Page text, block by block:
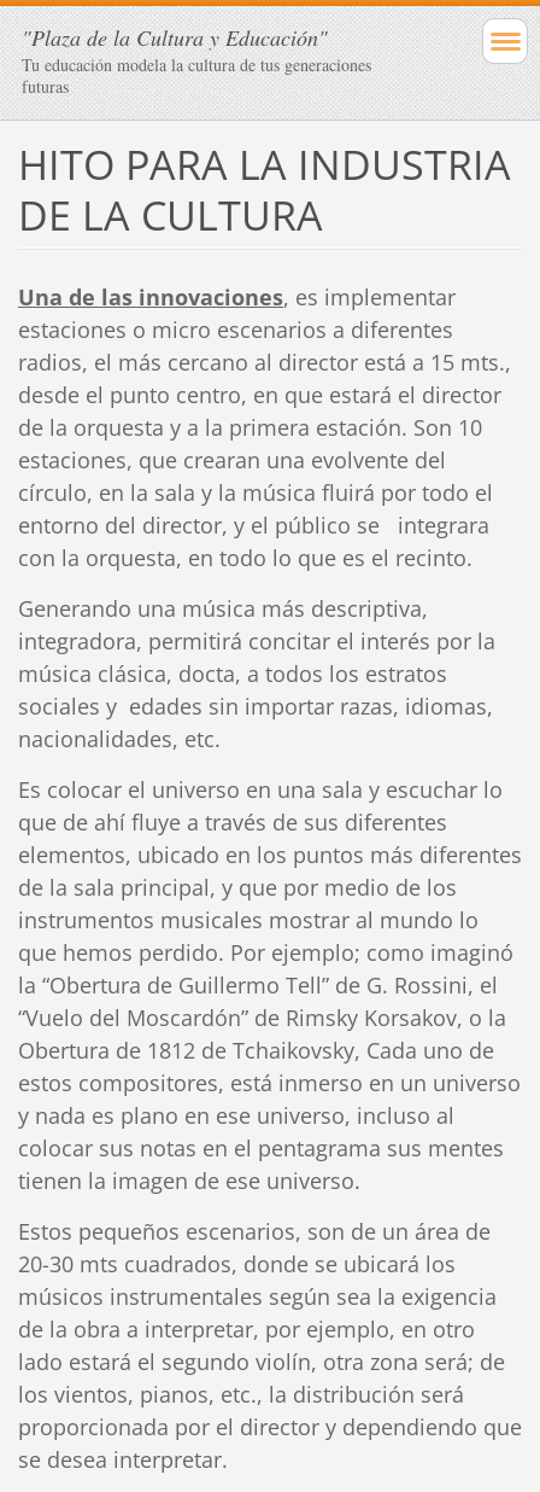
"Plaza de la Cultura y Educación"
Tu educación modela la cultura de tus generaciones
futuras
HITO PARA LA INDUSTRIA
DE LA CULTURA
Una de las innovaciones, es implementar
estaciones o micro escenarios a diferentes
radios, el más cercano al director está a 15 mts.,
desde el punto centro, en que estará el director
de la orquesta y a la primera estación. Son 10
estaciones, que crearan una evolvente del
círculo, en la sala y la música fluirá por todo el
entorno del director, y el público se integrara
con la orquesta, en todo lo que es el recinto.
Generando una música más descriptiva,
integradora, permitirá concitar el interés por la
música clásica, docta, a todos los estratos
sociales y edades sin importar razas, idiomas,
nacionalidades, etc.
Es colocar el universo en una sala y escuchar lo
que de ahí fluye a través de sus diferentes
elementos, ubicado en los puntos más diferentes
de la sala principal, y que por medio de los
instrumentos musicales mostrar al mundo lo
que hemos perdido. Por ejemplo; como imaginó
la “Obertura de Guillermo Tell” de G. Rossini, el
“Vuelo del Moscardón” de Rimsky Korsakov, o la
Obertura de 1812 de Tchaikovsky, Cada uno de
estos compositores, está inmerso en un universo
y nada es plano en ese universo, incluso al
colocar sus notas en el pentagrama sus mentes
tienen la imagen de ese universo.
Estos pequeños escenarios, son de un área de
20-30 mts cuadrados, donde se ubicará los
músicos instrumentales según sea la exigencia
de la obra a interpretar, por ejemplo, en otro
lado estará el segundo violín, otra zona será; de
los vientos, pianos, etc., la distribución será
proporcionada por el director y dependiendo que
se desea interpretar.